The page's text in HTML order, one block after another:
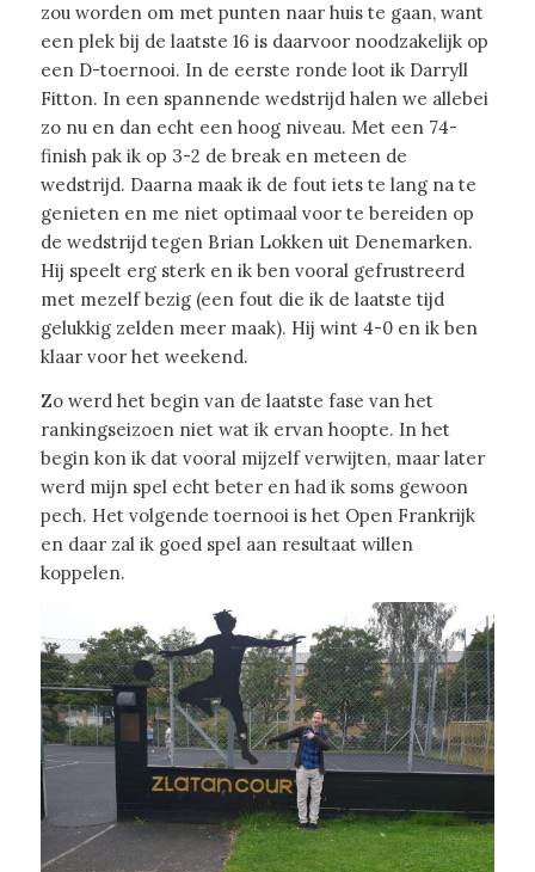
zou worden om met punten naar huis te gaan, want
een plek bij de laatste 16 is daarvoor noodzakelijk op
een D-toernooi. In de eerste ronde loot ik Darryll
Fitton. In een spannende wedstrijd halen we allebei
zo nu en dan echt een hoog niveau. Met een 74-
finish pak ik op 3-2 de break en meteen de
wedstrijd. Daarna maak ik de fout iets te lang na te
genieten en me niet optimaal voor te bereiden op
de wedstrijd tegen Brian Lokken uit Denemarken.
Hij speelt erg sterk en ik ben vooral gefrustreerd
met mezelf bezig (een fout die ik de laatste tijd
gelukkig zelden meer maak). Hij wint 4-0 en ik ben
klaar voor het weekend.
Zo werd het begin van de laatste fase van het
rankingseizoen niet wat ik ervan hoopte. In het
begin kon ik dat vooral mijzelf verwijten, maar later
werd mijn spel echt beter en had ik soms gewoon
pech. Het volgende toernooi is het Open Frankrijk
en daar zal ik goed spel aan resultaat willen
koppelen.